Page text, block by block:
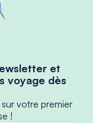
et
voyage dès
votre premier
!